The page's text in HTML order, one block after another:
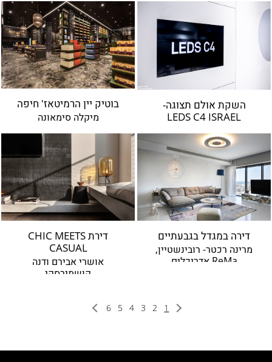
ירון טל
עודד סמדר
מיכל האן
ירון אלדד
רונה לוין
דנה אוברזון
רמה מנדלסון
אפרת קיסוס
פיצו קדם
מיכי סתר
מיכל שיין
השקת אולם תצוגה-
LEDS C4 ISRAEL
בוטיק יין הרמיטאז' חיפה
מיקלה סימאונה
דירה במגדל בגבעתיים
מרינה רכטר- רובינשטיין,
ReMa אדריכלים
דירת CHIC MEETS
CASUAL
אושרי אבירם ודנה
קושמירסקי
1
2
3
4
5
6